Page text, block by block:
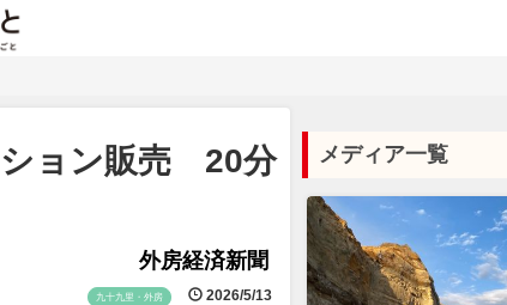
ション販売 20分
外房経済新聞
九十九里・外房 2026/5/13
メディア一覧